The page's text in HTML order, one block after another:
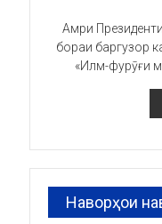
Амри
бораи баргузор
«Илм-фурӯғи
Наворҳои